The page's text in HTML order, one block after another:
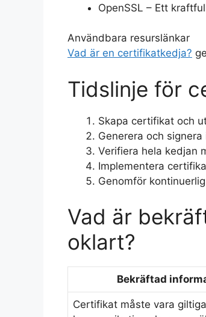
OpenSSL – Ett
Användbara resurslänkar
Vad är en certifikatkedja?
Tidslinje för
Skapa certifikat och
Generera och
Verifiera hela kedjan
Implementera
Genomför
Vad är
oklart?
Bekräftad
Certifikat måste vara